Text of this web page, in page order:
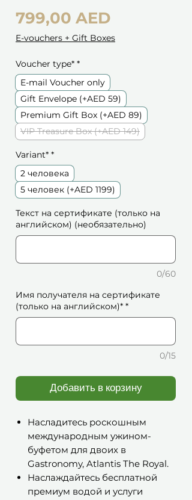
799,00 AEDЦена
E-vouchers + Gift Boxes
Voucher type* *
E-mail Voucher only
Gift Envelope (+AED 59)
Premium Gift Box (+AED 89)
VIP Treasure Box (+AED 149)
Variant* *
2 человека
5 человек (+AED 1199)
Текст на сертификате (только на
английском) (необязательно)
0/60
Имя получателя на сертификате
(только на английском)* *
0/15
Добавить в корзину
Насладитесь роскошным
международным ужином-
буфетом для двоих в
Gastronomy, Atlantis The Royal.
Наслаждайтесь бесплатной
премиум водой и услуги